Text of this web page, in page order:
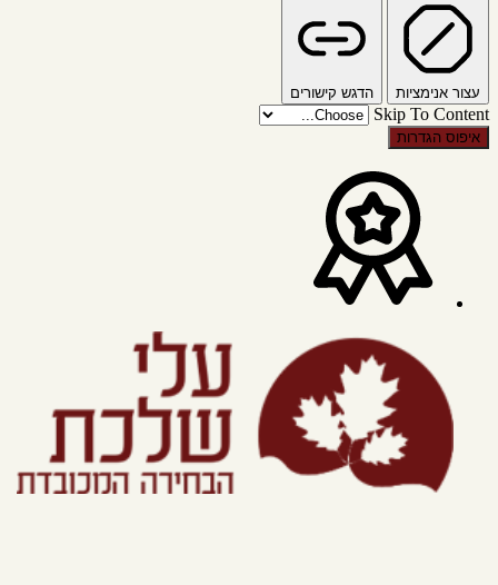
עצור אנימציות הדגש קישורים
Skip To Content
איפוס הגדרות